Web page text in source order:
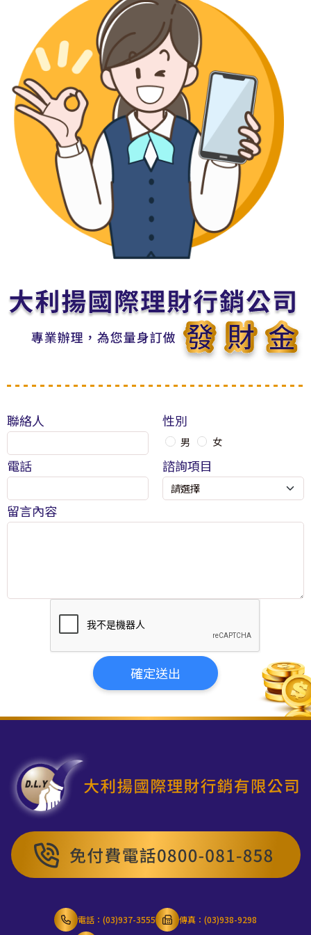
聯絡人 性別
男 女
電話 諮詢項目
留言內容
確定送出
電話： (03)937-3555 傳真：(03)938-9298